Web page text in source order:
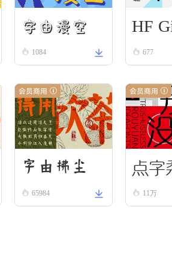
字由漫空
1084
HF
Scroll
677
会员商用
字由拂尘
65984
会员商用
点字
11万